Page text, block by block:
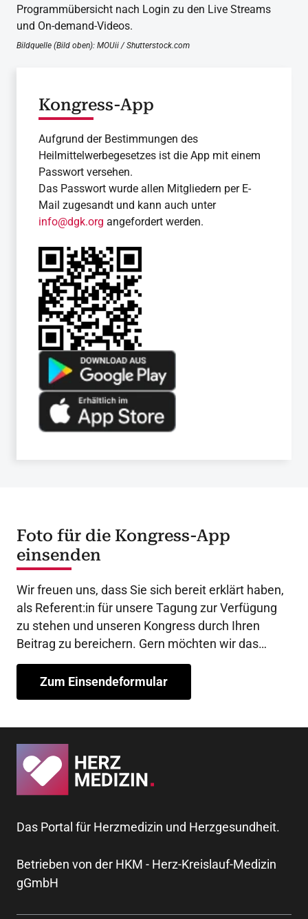
Programmübersicht nach Login zu den Live Streams
und On-demand-Videos.
Bildquelle (Bild oben): MOUii / Shutterstock.com
Kongress-App
Aufgrund der Bestimmungen des
Heilmittelwerbegesetzes ist die App mit einem
Passwort versehen.
Das Passwort wurde allen Mitgliedern per E-
Mail zugesandt und kann auch unter
info@dgk.org angefordert werden.
Foto für die Kongress-App
einsenden
Wir freuen uns, dass Sie sich bereit erklärt haben,
als Referent:in für unsere Tagung zur Verfügung
zu stehen und unseren Kongress durch Ihren
Beitrag zu bereichern. Gern möchten wir das
Tagungsprogramm in der App dahingehend
erweitern, dass wir die Informationen zu den
Veranstaltungen mit einem Bild unserer jeweiligen
Zum Einsendeformular
Das Portal für Herzmedizin und Herzgesundheit.
Betrieben von der HKM - Herz-Kreislauf-Medizin
gGmbH